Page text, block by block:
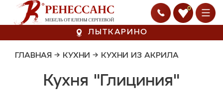
0
ЛЫТКАРИНО
ГЛАВНАЯ → КУХНИ → КУХНИ ИЗ АКРИЛА
Кухня "Глициния"